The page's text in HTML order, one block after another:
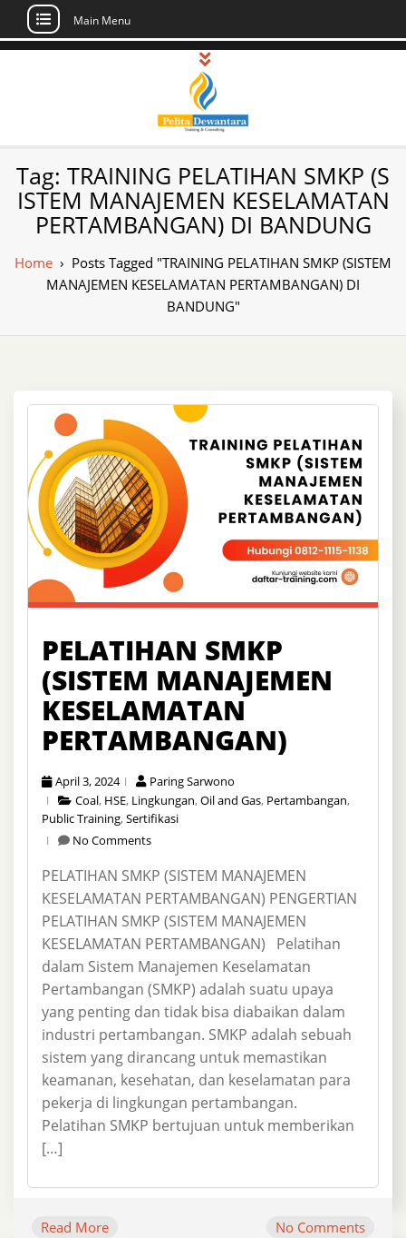
Skip
Main Menu
Pusat Pelatihan
dan Sertifikasi –
Daftar Training
Indonesia
Sertifikasi di Indonesia
Tag: TRAINING PELATIHAN SMKP (S
ISTEM MANAJEMEN KESELAMATAN
PERTAMBANGAN) DI BANDUNG
Home › Posts Tagged "TRAINING PELATIHAN SMKP (SISTEM
MANAJEMEN KESELAMATAN PERTAMBANGAN) DI
BANDUNG"
PELATIHAN SMKP
(SISTEM MANAJEMEN
KESELAMATAN
PERTAMBANGAN)
April 3, 2024
Paring Sarwono
Coal, HSE, Lingkungan,Oil and Gas, Pertambangan,
Public Training,Sertifikasi
No Comments
PELATIHAN SMKP (SISTEM MANAJEMEN
KESELAMATAN PERTAMBANGAN) PENGERTIAN
PELATIHAN SMKP (SISTEM MANAJEMEN
KESELAMATAN PERTAMBANGAN) Pelatihan
dalam Sistem Manajemen Keselamatan
Pertambangan (SMKP) adalah suatu upaya
yang penting dan tidak bisa diabaikan dalam
industri pertambangan. SMKP adalah sebuah
sistem yang dirancang untuk memastikan
keamanan, kesehatan, dan keselamatan para
pekerja di lingkungan pertambangan.
Pelatihan SMKP bertujuan untuk memberikan
[…]
Read More No Comments